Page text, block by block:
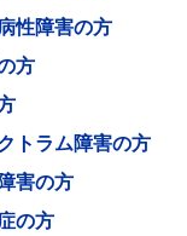
性障害の方
方
トラム障害の方
害の方
の方